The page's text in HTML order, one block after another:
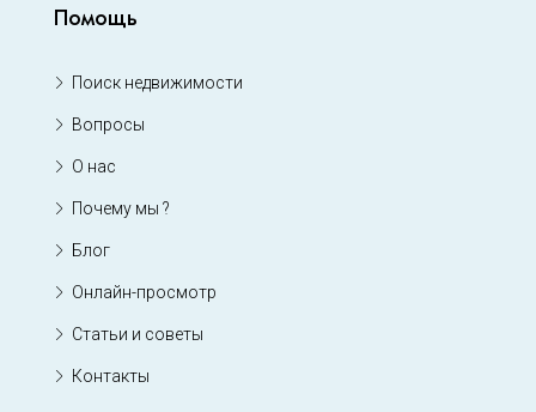
Помощь
Поиск недвижимости
Вопросы
О нас
Почему мы ?
Блог
Онлайн-просмотр
Статьи и советы
Контакты